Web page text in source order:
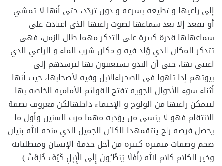
إلى راعيها و تطيعه بسرعة و دون تردّد، حتى أنها لا تمشي
أو تقعد إلا بعد سماعها لصوت راعيها الذي اعتادت على
سماعهلها قدرة كبيرة على التذكر مهما طال الزمن، فهي
تتذكر المكان الذي وُلد فيه و مكان شرب الماء و الراعي الذي
اعتنى بها، حتى أن البدو يستعينون بها لترشدهم إلى
بيوتهم إذا تاهوا في الصحراءالابل وفية لأصحابها، حيث أنها
أثناء سوء الأحوال الجوية تفتح القوائم الأمامية الخاصة بها
ليتمكن راعيها من الولوج و الإحتماء داخلهالكن معروف بصفة
الانتقام فهو لا ينسى من يؤذيه مهما مرت السنين وأول ما
يحصل فرصه راح ينتقمهذا الكائن الجميل الذي منحه الله بنيان
ضخم وصفات متميزة كثيرة من أجل خدمة الإنسان ومتطلباته
وخير الكلام كلام الله (أَفَلَا يَنظُرُونَ إِلَى الْإِبِلِ كَيْفَ خُلِقَتْ )